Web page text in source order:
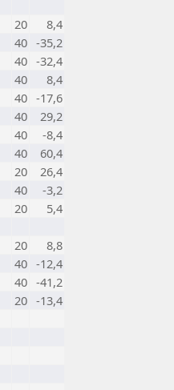
20
8,4
40 -35,2
40 -32,4
40
8,4
40 -17,6
40
29,2
40
-8,4
40
60,4
20
26,4
40
-3,2
20
5,4
20
8,8
40 -12,4
40 -41,2
20 -13,4